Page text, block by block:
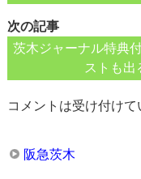
次の記事
茨木ジャーナル特典
ストも出
コメントは受け付けて
阪急茨木